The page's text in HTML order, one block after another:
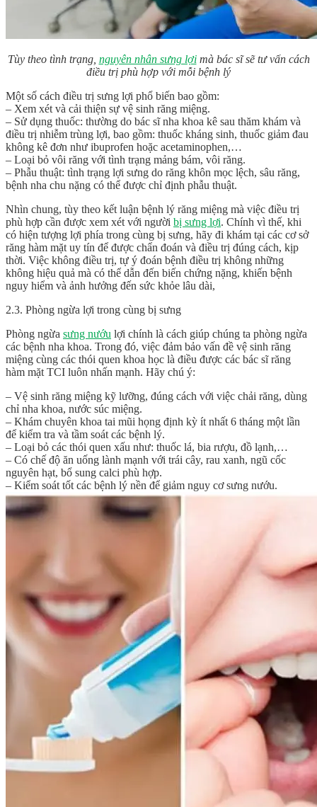
Tùy theo tình trạng, nguyên nhân sưng lợimà bác sĩ sẽ tư vấn cách
điều trị phù hợp với mỗi bệnh lý
Một số cách điều trị sưng lợi phổ biến bao gồm:
– Xem xét và cải thiện sự vệ sinh răng miệng.
– Sử dụng thuốc: thường do bác sĩ nha khoa kê sau thăm khám và
điều trị nhiễm trùng lợi, bao gồm: thuốc kháng sinh, thuốc giảm đau
không kê đơn như ibuprofen hoặc acetaminophen,…
– Loại bỏ vôi răng với tình trạng mảng bám, vôi răng.
– Phẫu thuật: tình trạng lợi sưng do răng khôn mọc lệch, sâu răng,
bệnh nha chu nặng có thể được chỉ định phẫu thuật.
Nhìn chung, tùy theo kết luận bệnh lý răng miệng mà việc điều trị
phù hợp cần được xem xét với người bị sưng lợi. Chính vì thế, khi
có hiện tượng lợi phía trong cùng bị sưng, hãy đi khám tại các cơ sở
răng hàm mặt uy tín để được chẩn đoán và điều trị đúng cách, kịp
thời. Việc không điều trị, tự ý đoán bệnh điều trị không những
không hiệu quả mà có thể dẫn đến biến chứng nặng, khiến bệnh
nguy hiểm và ảnh hưởng đến sức khỏe lâu dài,
2.3. Phòng ngừa lợi trong cùng bị sưng
Phòng ngừa sưng nướu lợi chính là cách giúp chúng ta phòng ngừa
các bệnh nha khoa. Trong đó, việc đảm bảo vấn đề vệ sinh răng
miệng cùng các thói quen khoa học là điều được các bác sĩ răng
hàm mặt TCI luôn nhấn mạnh. Hãy chú ý:
– Vệ sinh răng miệng kỹ lưỡng, đúng cách với việc chải răng, dùng
chỉ nha khoa, nước súc miệng.
– Khám chuyên khoa tai mũi họng định kỳ ít nhất 6 tháng một lần
để kiểm tra và tầm soát các bệnh lý.
– Loại bỏ các thói quen xấu như: thuốc lá, bia rượu, đồ lạnh,…
– Có chế độ ăn uống lành mạnh với trái cây, rau xanh, ngũ cốc
nguyên hạt, bổ sung calci phù hợp.
– Kiểm soát tốt các bệnh lý nền để giảm nguy cơ sưng nướu.